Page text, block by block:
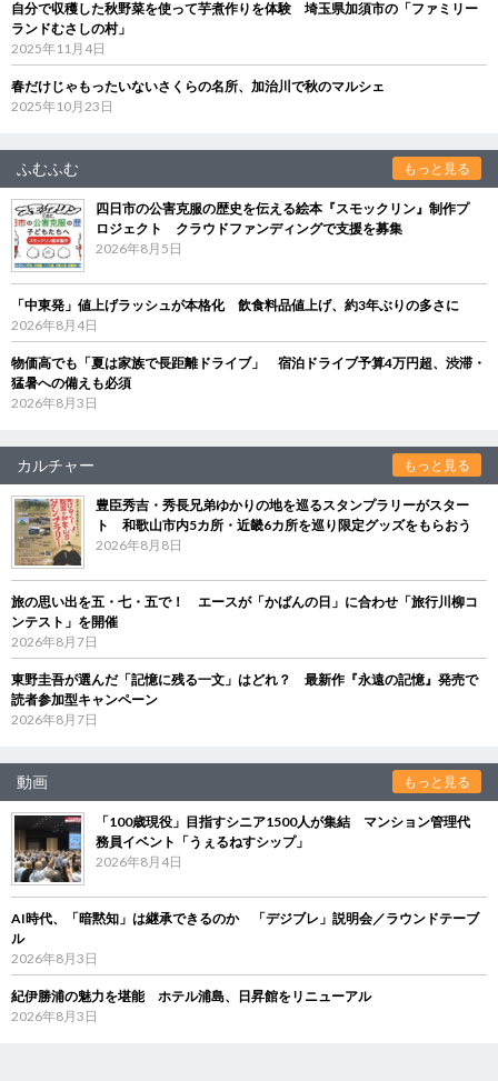
自分で収穫した秋野菜を使って芋煮作りを体験 埼玉県加須市の「ファミリー
ランドむさしの村」
2025年11月4日
春だけじゃもったいないさくらの名所、加治川で秋のマルシェ
2025年10月23日
ふむふむ もっと見る
四日市の公害克服の歴史を伝える絵本『スモックリン』制作プ
ロジェクト クラウドファンディングで支援を募集
2026年8月5日
「中東発」値上げラッシュが本格化 飲食料品値上げ、約3年ぶりの多さに
2026年8月4日
物価高でも「夏は家族で長距離ドライブ」 宿泊ドライブ予算4万円超、渋滞・
猛暑への備えも必須
2026年8月3日
カルチャー もっと見る
豊臣秀吉・秀長兄弟ゆかりの地を巡るスタンプラリーがスター
ト 和歌山市内5カ所・近畿6カ所を巡り限定グッズをもらおう
2026年8月8日
旅の思い出を五・七・五で！ エースが「かばんの日」に合わせ「旅行川柳コ
ンテスト」を開催
2026年8月7日
東野圭吾が選んだ「記憶に残る一文」はどれ？ 最新作『永遠の記憶』発売で
読者参加型キャンペーン
2026年8月7日
動画 もっと見る
「100歳現役」目指すシニア1500人が集結 マンション管理代
務員イベント「うぇるねすシップ」
2026年8月4日
AI時代、「暗黙知」は継承できるのか 「デジブレ」説明会／ラウンドテーブ
ル
2026年8月3日
紀伊勝浦の魅力を堪能 ホテル浦島、日昇館をリニューアル
2026年8月3日